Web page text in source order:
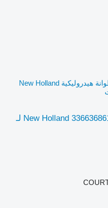
أسطوانة هيدروليكية New Holland
أسطوانة هيدروليكية New Holland 336636861 47582878 لـ